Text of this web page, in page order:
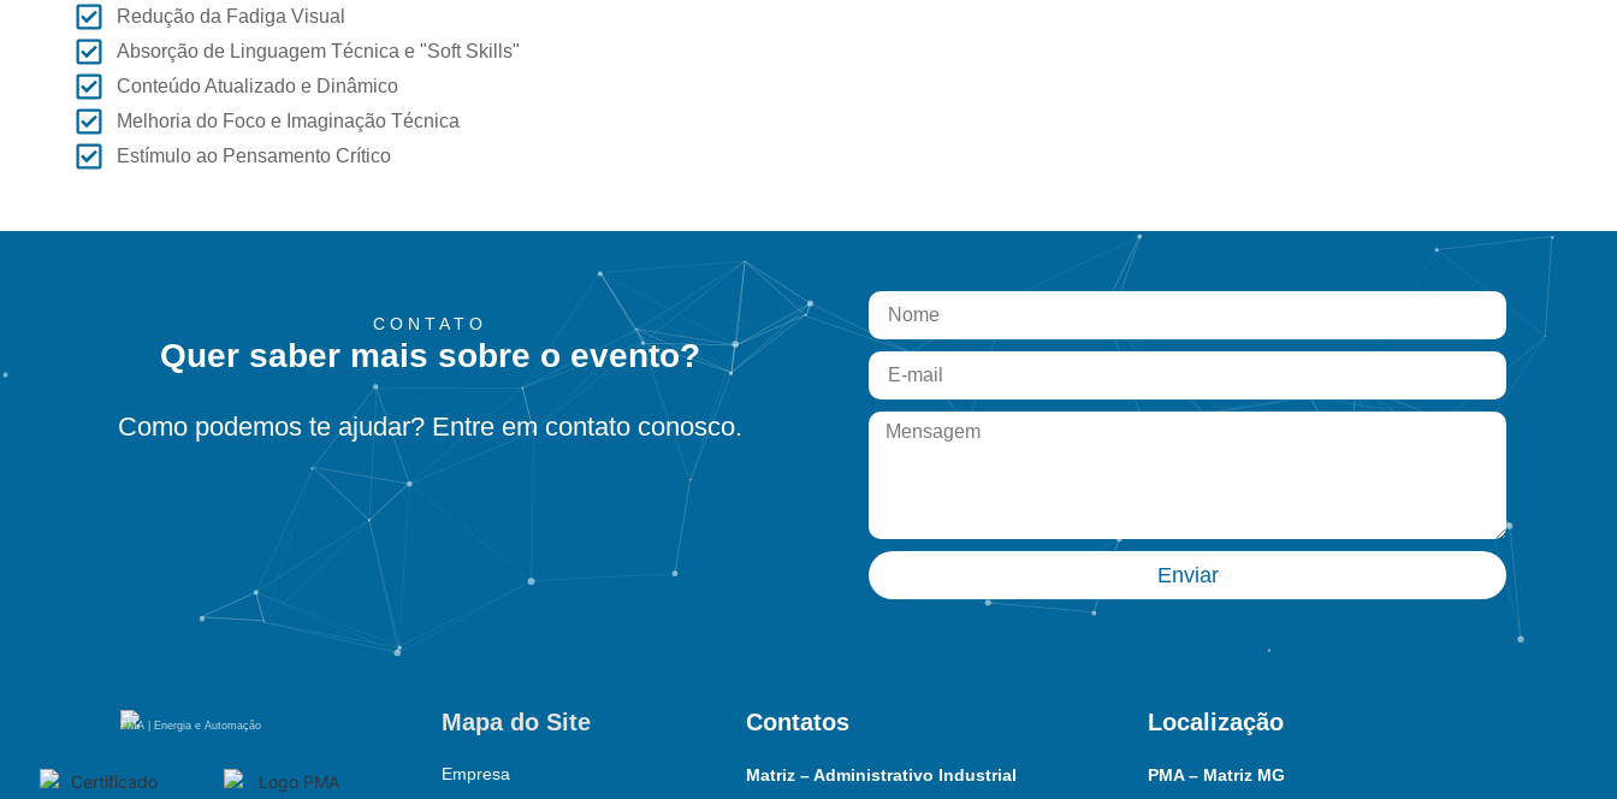
Redução da Fadiga Visual
Absorção de Linguagem Técnica e "Soft Skills"
Conteúdo Atualizado e Dinâmico
Melhoria do Foco e Imaginação Técnica
Estímulo ao Pensamento Crítico
CONTATO
Quer saber mais sobre o evento?
Como podemos te ajudar? Entre em contato conosco.
Enviar
PMA | Energia e Automação Mapa do Site
Empresa
Contatos
Matriz – Administrativo Industrial
Localização
PMA – Matriz MG